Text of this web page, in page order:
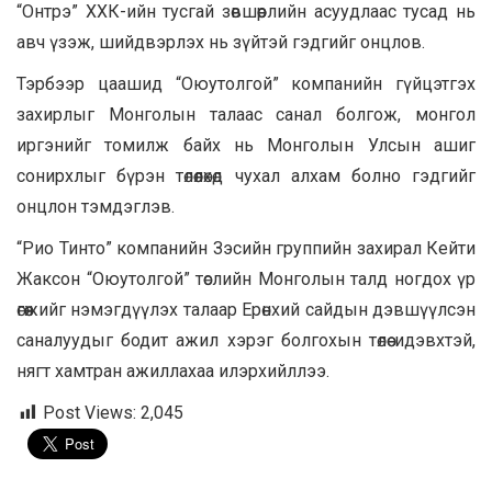
“Онтрэ” ХХК-ийн тусгай зөвшөөрлийн асуудлаас тусад нь
авч үзэж, шийдвэрлэх нь зүйтэй гэдгийг онцлов.
Тэрбээр цаашид “Оюутолгой” компанийн гүйцэтгэх
захирлыг Монголын талаас санал болгож, монгол
иргэнийг томилж байх нь Монголын Улсын ашиг
сонирхлыг бүрэн төлөөлөхөд чухал алхам болно гэдгийг
онцлон тэмдэглэв.
“Рио Тинто” компанийн Зэсийн группийн захирал Кейти
Жаксон “Оюутолгой” төслийн Монголын талд ногдох үр
өгөөжийг нэмэгдүүлэх талаар Ерөнхий сайдын дэвшүүлсэн
саналуудыг бодит ажил хэрэг болгохын төлөө идэвхтэй,
нягт хамтран ажиллахаа илэрхийллээ.
Post Views: 2,045